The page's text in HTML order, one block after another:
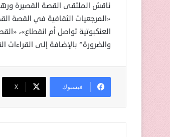
ناقش الملتقى القصة القصيرة
«المرجعيات الثقافية في القصة
العنكبوتية تواصل أم انقطاع»،
والضرورة” بالإضافة إلى
فيسبوك ‫X